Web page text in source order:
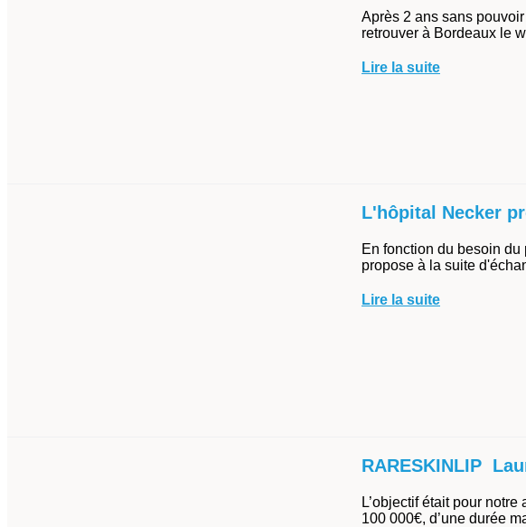
Après 2 ans sans
retrouver à Bordeaux le
Lire la suite
L'hôpital Necker
En fonction du besoin
propose à la suite
Lire la suite
RARESKINLIP
L’objectif était pour
100 000€, d’une durée